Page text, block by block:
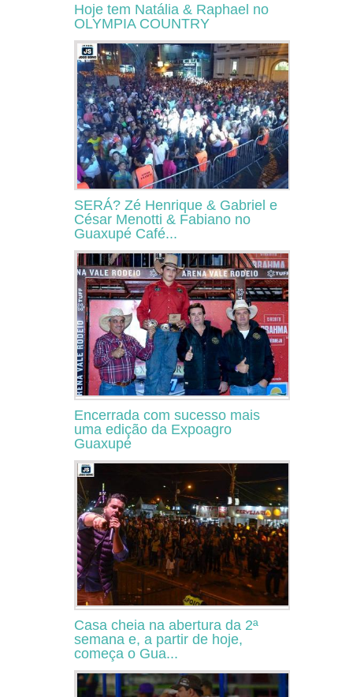
Hoje tem Natália & Raphael no
OLYMPIA COUNTRY
SERÁ? Zé Henrique & Gabriel e
César Menotti & Fabiano no
Guaxupé Café...
Encerrada com sucesso mais
uma edição da Expoagro
Guaxupé
Casa cheia na abertura da 2ª
semana e, a partir de hoje,
começa o Gua...